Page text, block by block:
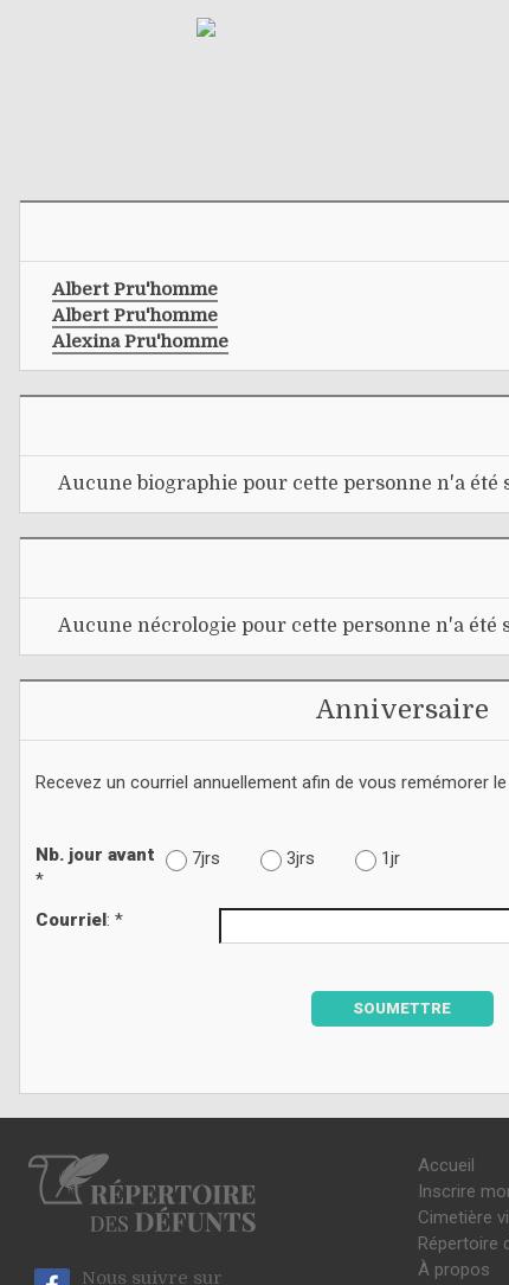
Albert Pru'homme
Albert Pru'homme
Alexina Pru'homme
Aucune biographie pour cette personne n'a
Aucune nécrologie pour cette personne n'a
Anniversaire
Recevez un courriel annuellement afin de vous remémorer
Nb. jour avant
*
7jrs 3jrs 1jr
Courriel: *
SOUMETTRE
Nous suivre sur
Accueil
Inscrire
Cimetière
Répertoire
À propos